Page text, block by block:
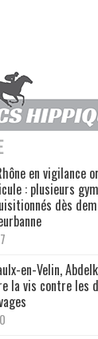
en vigilance
: plusieurs
dès
en-Velin,
la vis contre les